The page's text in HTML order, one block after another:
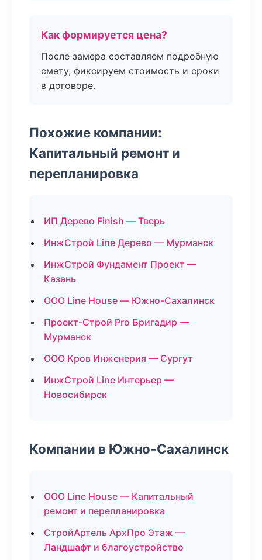
Как формируется цена?
После замера составляем подробную
смету, фиксируем стоимость и сроки
в договоре.
Похожие компании:
Капитальный ремонт и
перепланировка
ИП Дерево Finish — Тверь
ИнжСтрой Line Дерево — Мурманск
ИнжСтрой Фундамент Проект —
Казань
ООО Line House — Южно-Сахалинск
Проект-Строй Pro Бригадир —
Мурманск
ООО Кров Инженерия — Сургут
ИнжСтрой Line Интерьер —
Новосибирск
Компании в Южно-Сахалинск
ООО Line House — Капитальный
ремонт и перепланировка
СтройАртель АрхПро Этаж —
Ландшафт и благоустройство